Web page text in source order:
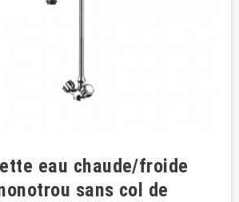
eau chaude/froide
sans col de